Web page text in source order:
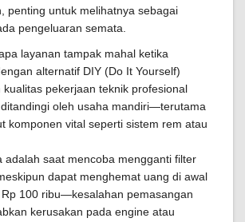
penting untuk melihatnya sebagai
pengeluaran semata.
layanan tampak mahal ketika
alternatif DIY (Do It Yourself)
kualitas pekerjaan teknik profesional
oleh usaha mandiri—terutama
komponen vital seperti sistem rem atau
adalah saat mencoba mengganti filter
dapat menghemat uang di awal
100 ribu—kesalahan pemasangan
kerusakan pada engine atau